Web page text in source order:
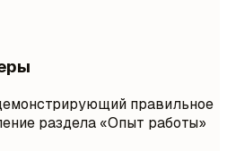
правильное
раздела «Опыт работы»